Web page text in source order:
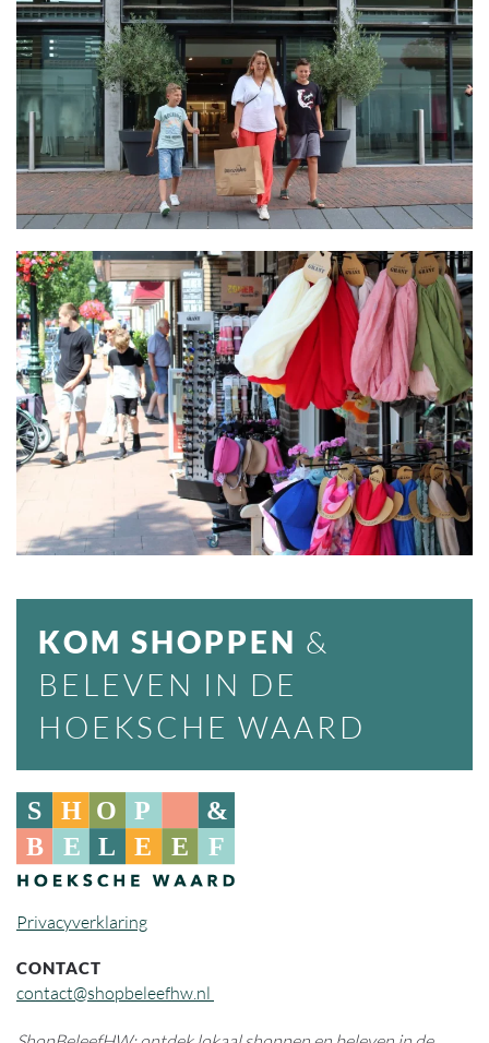
KOM SHOPPEN &
BELEVEN IN DE
HOEKSCHE WAARD
Privacyverklaring
CONTACT
contact@shopbeleefhw.nl